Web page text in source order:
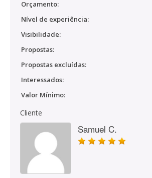
Orçamento:
Nível de experiência:
Visibilidade:
Propostas:
Propostas excluídas:
Interessados:
Valor Mínimo:
Cliente
Samuel C.